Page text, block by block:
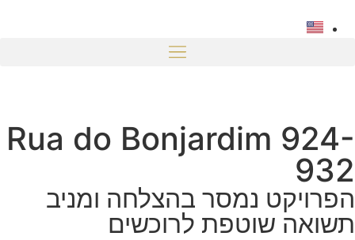
Rua do Bonjardim 924-
932
הפרויקט נמסר בהצלחה ומניב
תשואה שוטפת לרוכשים